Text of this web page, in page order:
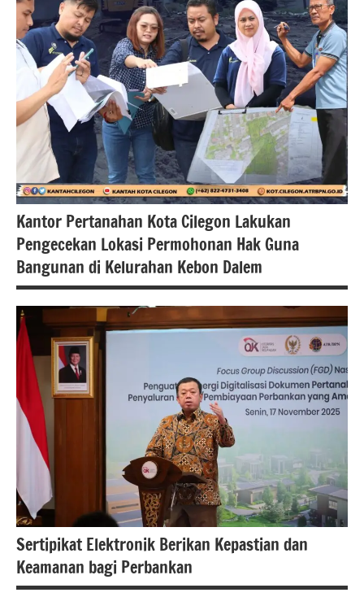
Kantor Pertanahan Kota Cilegon Lakukan
Pengecekan Lokasi Permohonan Hak Guna
Bangunan di Kelurahan Kebon Dalem
#BPN
Cilegon
#Kementerian
ATR/BPN
#Kementerian
ATR/BPN RI
berita
banten
Sertipikat Elektronik Berikan Kepastian dan
Keamanan bagi Perbankan